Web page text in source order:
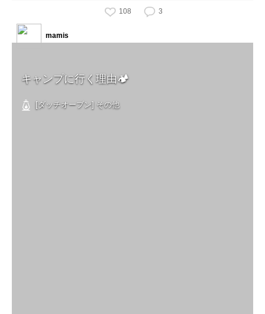
108 3
キャンプに行く理由🏕
[ダッチオーブン] その他
mamis